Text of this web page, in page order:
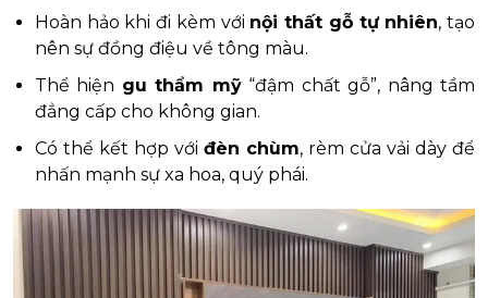
Hoàn hảo khi đi kèm với nội thất gỗ tự nhiên, tạo
nên sự đồng điệu về tông màu.
Thể hiện gu thẩm mỹ“đậm chất gỗ”, nâng tầm
đẳng cấp cho không gian.
Có thể kết hợp với đèn chùm, rèm cửa vải dày để
nhấn mạnh sự xa hoa, quý phái.